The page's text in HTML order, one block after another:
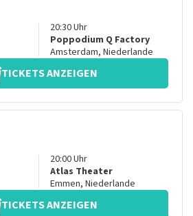
20:30Uhr
Poppodium Q Factory
Amsterdam, Niederlande
TICKETS ANZEIGEN
20:00Uhr
Atlas Theater
Emmen, Niederlande
TICKETS ANZEIGEN